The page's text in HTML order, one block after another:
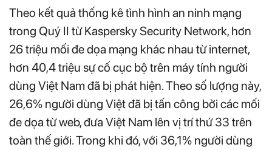
Theo kết quả thống kê tình hình an ninh mạng
trong Quý II từ Kaspersky Security Network, hơn
26 triệu mối đe dọa mạng khác nhau từ internet,
hơn 40,4 triệu sự cố cục bộ trên máy tính người
dùng Việt Nam đã bị phát hiện. Theo số lượng này,
26,6% người dùng Việt đã bị tấn công bởi các mối
đe dọa từ web, đưa Việt Nam lên vị trí thứ 33 trên
toàn thế giới. Trong khi đó, với 36,1% người dùng